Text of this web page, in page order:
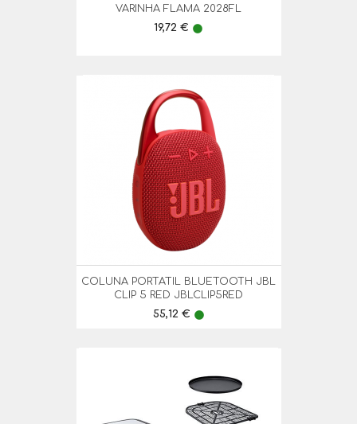
VARINHA FLAMA 2028FL
Preço
19,72 € lens
COLUNA PORTATIL BLUETOOTH JBL
CLIP 5 RED JBLCLIP5RED
Preço
55,12 € lens